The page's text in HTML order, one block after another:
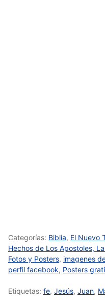
Categorías: Biblia, El Nuevo
Hechos de Los Apostoles,
Fotos y Posters, imagenes
perfil facebook, Posters
Etiquetas: fe, Jesús, Juan,